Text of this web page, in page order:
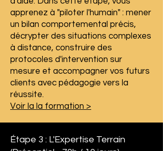
apprenez à "piloter l'humain" : mener
un bilan comportemental précis,
décrypter des situations complexes
à distance, construire des
protocoles d'intervention sur
mesure et accompagner vos futurs
clients avec pédagogie vers la
réussite.
Voir la la formation >
Étape 3 : L'Expertise Terrain